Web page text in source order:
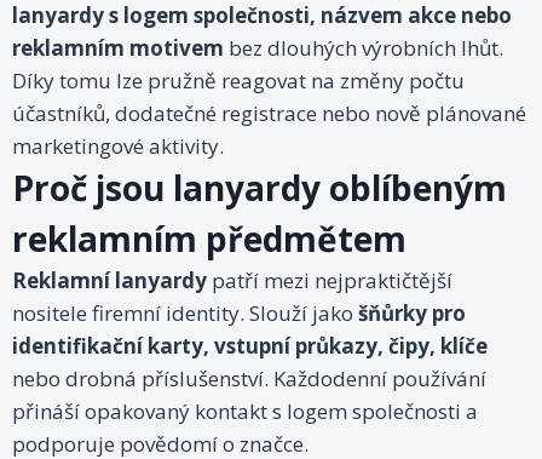
lanyardy s logem společnosti, názvem akce nebo
reklamním motivem bez dlouhých výrobních lhůt.
Díky tomu lze pružně reagovat na změny počtu
účastníků, dodatečné registrace nebo nově plánované
marketingové aktivity.
Proč jsou lanyardy oblíbeným
reklamním předmětem
Reklamní lanyardy patří mezi nejpraktičtější
nositele firemní identity. Slouží jako šňůrky pro
identifikační karty, vstupní průkazy, čipy, klíče
nebo drobná příslušenství. Každodenní používání
přináší opakovaný kontakt s logem společnosti a
podporuje povědomí o značce.